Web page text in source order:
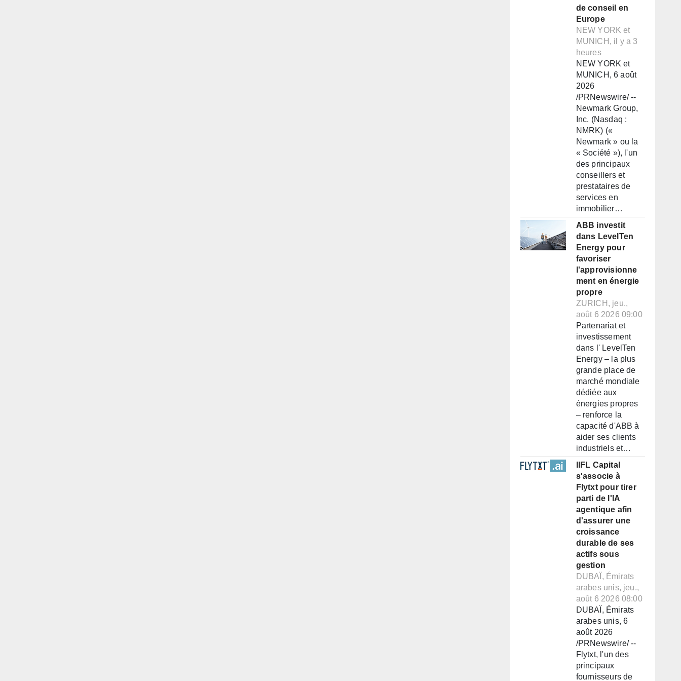
de conseil en
Europe
NEW YORK et
MUNICH, il y a 3
heures
NEW YORK et
MUNICH, 6 août
2026
/PRNewswire/ --
Newmark Group,
Inc. (Nasdaq :
NMRK) («
Newmark » ou la
« Société »), l'un
des principaux
conseillers et
prestataires de
services en
immobilier…
ABB investit
dans LevelTen
Energy pour
favoriser
l'approvisionne
ment en énergie
propre
ZURICH, jeu.,
août 6 2026 09:00
Partenariat et
investissement
dans l' LevelTen
Energy – la plus
grande place de
marché mondiale
dédiée aux
énergies propres
– renforce la
capacité d'ABB à
aider ses clients
industriels et…
IIFL Capital
s'associe à
Flytxt pour tirer
parti de l'IA
agentique afin
d'assurer une
croissance
durable de ses
actifs sous
gestion
DUBAÏ, Émirats
arabes unis, jeu.,
août 6 2026 08:00
DUBAÏ, Émirats
arabes unis, 6
août 2026
/PRNewswire/ --
Flytxt, l'un des
principaux
fournisseurs de